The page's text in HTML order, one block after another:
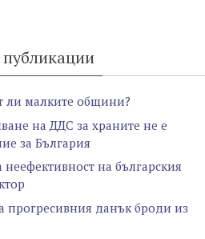
ли малките общини?
на ДДС за храните не е
за България
на българския
прогресивния данък броди из